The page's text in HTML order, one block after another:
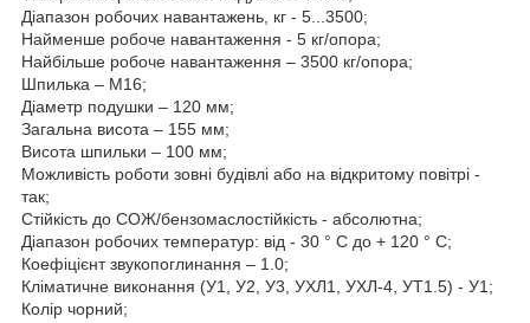
Діапазон робочих навантажень, кг - 5...3500;
Найменше робоче навантаження - 5 кг/опора;
Найбільше робоче навантаження – 3500 кг/опора;
Шпилька – М16;
Діаметр подушки – 120 мм;
Загальна висота – 155 мм;
Висота шпильки – 100 мм;
Можливість роботи зовні будівлі або на відкритому повітрі -
так;
Стійкість до СОЖ/бензомаслостійкість - абсолютна;
Діапазон робочих температур: від - 30 ° С до + 120 ° С;
Коефіцієнт звукопоглинання – 1.0;
Кліматичне виконання (У1, У2, У3, УХЛ1, УХЛ-4, УТ1.5) - У1;
Колір чорний;